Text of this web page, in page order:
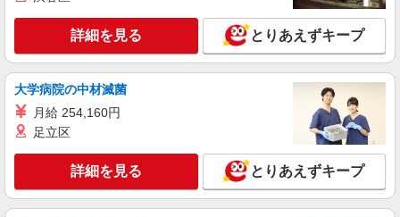
時給1300円〜1400円（経験・能力による） 日
立グループでの事務経験ある方は1400円
茨城県ひたちなか市／最寄駅：佐和駅、勝田
駅 ≪車通勤可≫ 敷地内専用駐車場の利用OK！
キープ 詳細を見る
パーソルテンプスタッフ株式会社 東関東コーディネートセンター
（水戸）/26-0617312
［Excel：VBAやマクロ経験を生かす］事務の
詳細を見る とりあえずキープ
大学病院の中材滅菌
月給 254,160円
足立区
詳細を見る とりあえずキープ